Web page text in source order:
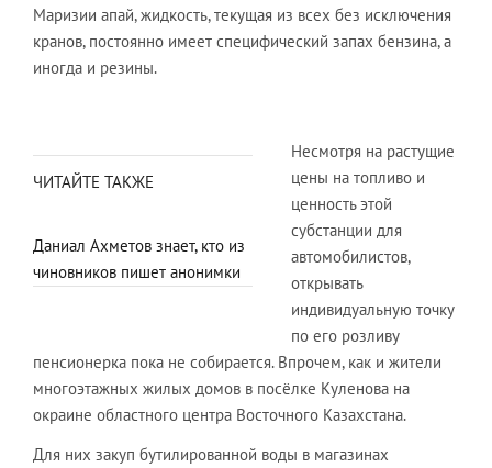
Маризии апай, жидкость, текущая из всех без исключения
кранов, постоянно имеет специфический запах бензина, а
иногда и резины.
ЧИТАЙТЕ ТАКЖЕ
Даниал Ахметов знает, кто из
чиновников пишет анонимки
Несмотря на растущие
цены на топливо и
ценность этой
субстанции для
автомобилистов,
открывать
индивидуальную точку
по его розливу
пенсионерка пока не собирается. Впрочем, как и жители
многоэтажных жилых домов в посёлке Куленова на
окраине областного центра Восточного Казахстана.
Для них закуп бутилированной воды в магазинах